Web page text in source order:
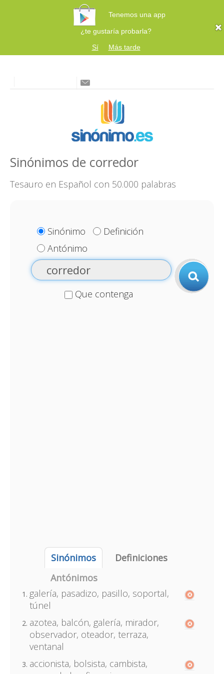
Tenemos una app
¿te gustaría probarla?
Sí
Más tarde
Sinónimos de corredor
Tesauro en Español con 50.000 palabras
Sinónimo
Definición
Antónimo
Que contenga
Sinónimos
Definiciones
Antónimos
galería, pasadizo, pasillo, soportal,
túnel
azotea, balcón, galería, mirador,
observador, oteador, terraza,
ventanal
accionista, bolsista, cambista,